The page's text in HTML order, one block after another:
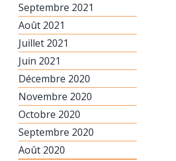
Septembre 2021
Août 2021
Juillet 2021
Juin 2021
Décembre 2020
Novembre 2020
Octobre 2020
Septembre 2020
Août 2020